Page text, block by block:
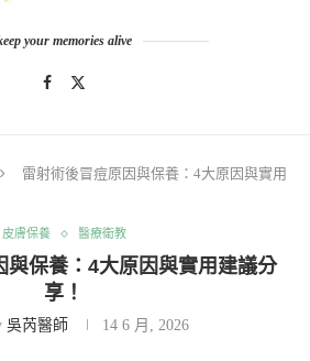
your memories alive
雷射術後冒痘原因與保養：4大原因與實用
皮膚保養 醫療衛教
與保養：4大原因與實用建議分
享！
吳芮醫師 14 6 月, 2026